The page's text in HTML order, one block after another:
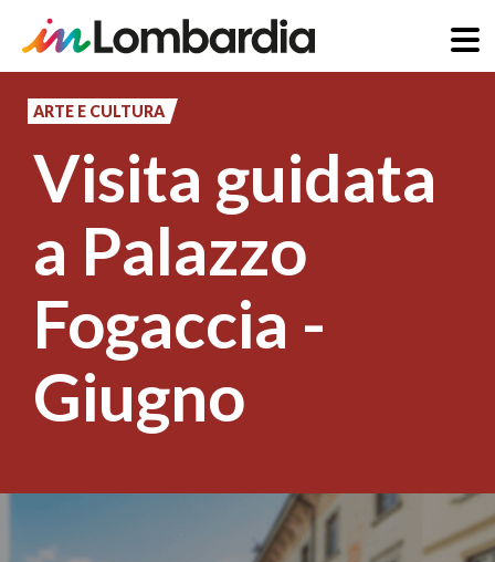
principale
ARTE E CULTURA
Visita guidata
a Palazzo
Fogaccia -
Giugno